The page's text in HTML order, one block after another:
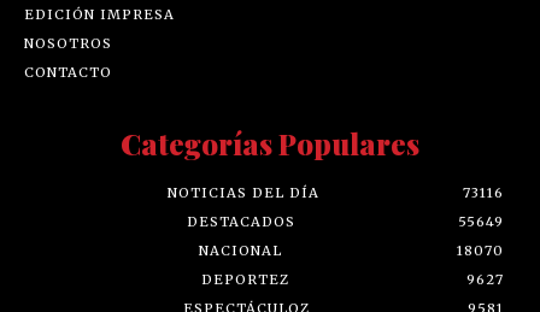
EDICIÓN IMPRESA
NOSOTROS
CONTACTO
Categorías Populares
NOTICIAS DEL DÍA
73116
DESTACADOS
55649
NACIONAL
18070
DEPORTEZ
9627